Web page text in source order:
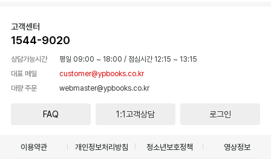
고객센터
1544-9020
상담가능시간 평일 09:00 ~ 18:00 / 점심시간 12:15 ~ 13:15
대표 메일
customer@ypbooks.co.kr
대량 주문
webmaster@ypbooks.co.kr
FAQ 1:1고객상담 로그인
이용약관 개인정보처리방침 청소년보호정책 영상정보